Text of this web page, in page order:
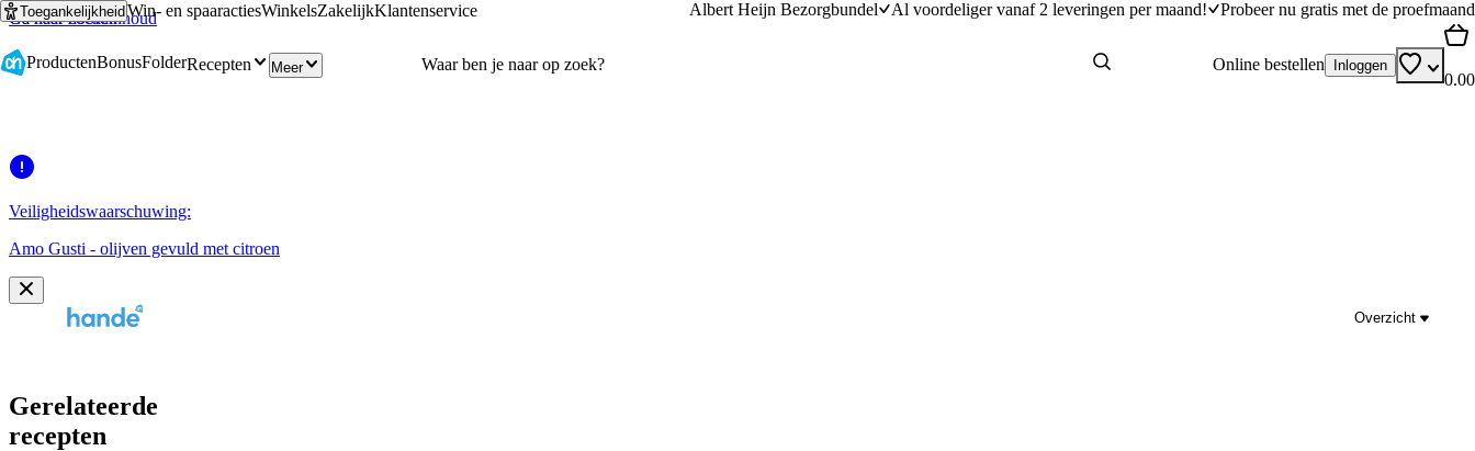
Ga naar hoofdinhoud
Ga naar zoeken
ToegankelijkheidWin- en spaaractiesWinkelsZakelijkKlantenservice Albert Heijn Bezorgbundel Al voordeliger vanaf 2 leveringen per maand! Probeer nu gratis met de proefmaand
ProductenBonusFolderRecepten Meer Online bestellen Inloggen
0.00
Veiligheidswaarschuwing:
Amo Gusti - olijven gevuld met citroen
Overzicht
Gerelateerde
recepten